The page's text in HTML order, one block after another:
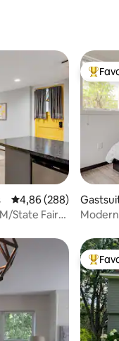
recensies
Gemiddelde
4,86 (288)
State Fair
e